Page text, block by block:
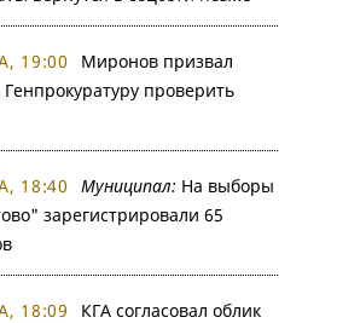
19:00
Миронов призвал
проверить
18:40 Муниципал: На выборы
зарегистрировали 65
18:09
КГА согласовал облик